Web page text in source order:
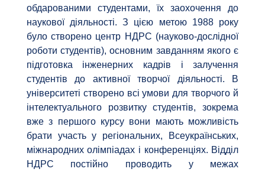
обдарованими студентами, їх заохочення до
наукової діяльності. З цією метою 1988 року
було створено центр НДРС (науково-дослідної
роботи студентів), основним завданням якого є
підготовка інженерних кадрів і залучення
студентів до активної творчої діяльності. В
університеті створено всі умови для творчого й
інтелектуального розвитку студентів, зокрема
вже з першого курсу вони мають можливість
брати участь у регіональних, Всеукраїнських,
міжнародних олімпіадах і конференціях. Відділ
НДРС постійно проводить у межах